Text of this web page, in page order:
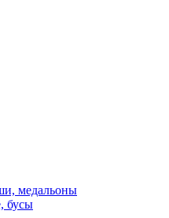
медальоны
бусы